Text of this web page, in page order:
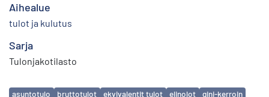
Aihealue
tulot ja kulutus
Sarja
Tulonjakotilasto
Avainsanat
asuntotulo bruttotulot ekvivalentit tulot elinolot
gini-kerroin